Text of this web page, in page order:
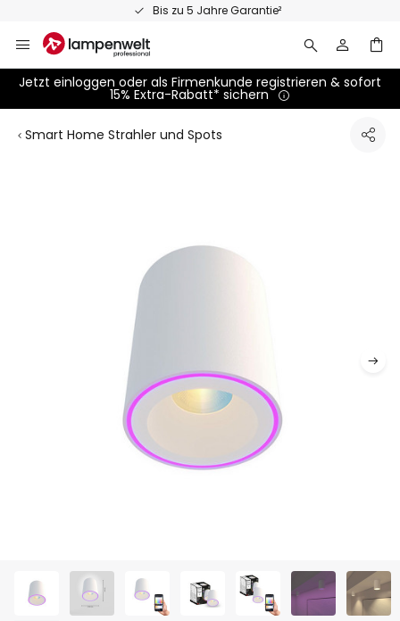
Persönliche Fachberatung
Inhalt
springen
Jetzt einloggen oder als Firmenkunde registrieren & sofort
15% Extra-Rabatt* sichern
Smart Home Strahler und Spots